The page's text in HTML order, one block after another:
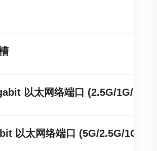
以太网络端口 (2.5G/1G/
以太网络端口 (5G/2.5G/1G/